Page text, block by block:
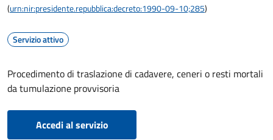
(urn:nir:presidente.repubblica:decreto:1990-09-10;285)
Servizio attivo
Procedimento di traslazione di cadavere, ceneri o resti mortali
da tumulazione provvisoria
Accedi al servizio